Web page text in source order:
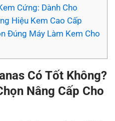
Cứng: Dành Cho
Hiệu Kem Cao Cấp
Đúng Máy Làm Kem Cho
Có Tốt Không?
Nâng Cấp Cho